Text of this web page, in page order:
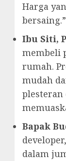
Harga
bersaing.”
Ibu Siti,
membeli
rumah.
mudah
plesteran
Bapak
dalam